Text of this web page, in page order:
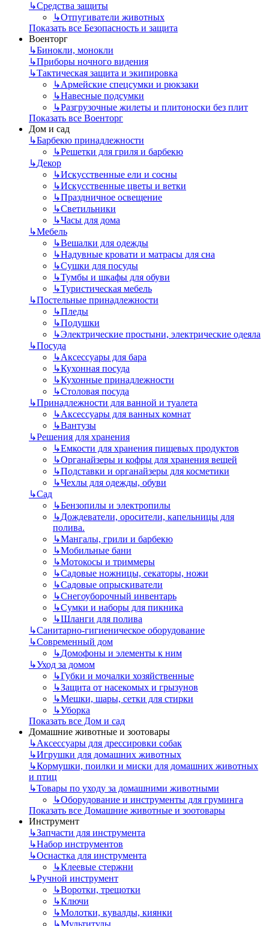
↳Средства защиты
↳Отпугиватели животных
Показать все Безопасность и защита
Военторг
↳Бинокли, монокли
↳Приборы ночного видения
↳Тактическая защита и экипировка
↳Армейские спецсумки и рюкзаки
↳Навесные подсумки
↳Разгрузочные жилеты и плитоноски без плит
Показать все Военторг
Дом и сад
↳Барбекю принадлежности
↳Решетки для гриля и барбекю
↳Декор
↳Искусственные ели и сосны
↳Искусственные цветы и ветки
↳Праздничное освещение
↳Светильники
↳Часы для дома
↳Мебель
↳Вешалки для одежды
↳Надувные кровати и матрасы для сна
↳Сушки для посуды
↳Тумбы и шкафы для обуви
↳Туристическая мебель
↳Постельные принадлежности
↳Пледы
↳Подушки
↳Электрические простыни, электрические одеяла
↳Посуда
↳Аксессуары для бара
↳Кухонная посуда
↳Кухонные принадлежности
↳Столовая посуда
↳Принадлежности для ванной и туалета
↳Аксессуары для ванных комнат
↳Вантузы
↳Решения для хранения
↳Емкости для хранения пищевых продуктов
↳Органайзеры и кофры для хранения вещей
↳Подставки и органайзеры для косметики
↳Чехлы для одежды, обуви
↳Сад
↳Бензопилы и электропилы
↳Дождеватели, оросители, капельницы для
полива.
↳Мангалы, грили и барбекю
↳Мобильные бани
↳Мотокосы и триммеры
↳Садовые ножницы, секаторы, ножи
↳Садовые опрыскиватели
↳Снегоуборочный инвентарь
↳Сумки и наборы для пикника
↳Шланги для полива
↳Санитарно-гигиеническое оборудование
↳Современный дом
↳Домофоны и элементы к ним
↳Уход за домом
↳Губки и мочалки хозяйственные
↳Защита от насекомых и грызунов
↳Мешки, шары, сетки для стирки
↳Уборка
Показать все Дом и сад
Домашние животные и зоотовары
↳Аксессуары для дрессировки собак
↳Игрушки для домашних животных
↳Кормушки, поилки и миски для домашних животных
и птиц
↳Товары по уходу за домашними животными
↳Оборудование и инструменты для груминга
Показать все Домашние животные и зоотовары
Инструмент
↳Запчасти для инструмента
↳Набор инструментов
↳Оснастка для инструмента
↳Клеевые стержни
↳Ручной инструмент
↳Воротки, трещотки
↳Ключи
↳Молотки, кувалды, киянки
↳Мультитулы